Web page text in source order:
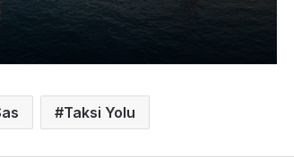
Taksi Yolu